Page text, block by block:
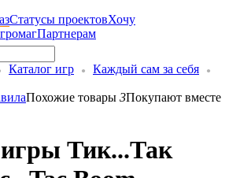
Статусы проектовХочу
Партнерам
Каталог игр
Каждый сам за себя
Похожие товары 3Покупают вместе
Тик...Так